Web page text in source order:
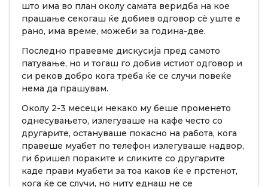
што има во план околу самата веридба на кое
прашање секогаш ќе добиев одговор сè уште е
рано, има време, можеби за година-две.
Последно правевме дискусија пред самото
патување, но и тогаш го добив истиот одговор и
си реков добро кога треба ќе се случи повеќе
нема да прашувам.
Околу 2-3 месеци некако му беше променето
однесувањето, излегуваше на кафе често со
другарите, остануваше покасно на работа, кога
правеше муабет по телефон излегуваше надвор,
ги бришел пораките и сликите со другарите
каде прави муабети за тоа каков ќе е прстенот,
кога ќе се случи, но ниту еднаш не се